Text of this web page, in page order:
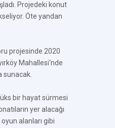
Projedeki konut
Öte yandan
projesinde 2020
Mahallesi'nde
sunacak.
bir hayat sürmesi
yer alacağı
alanları gibi